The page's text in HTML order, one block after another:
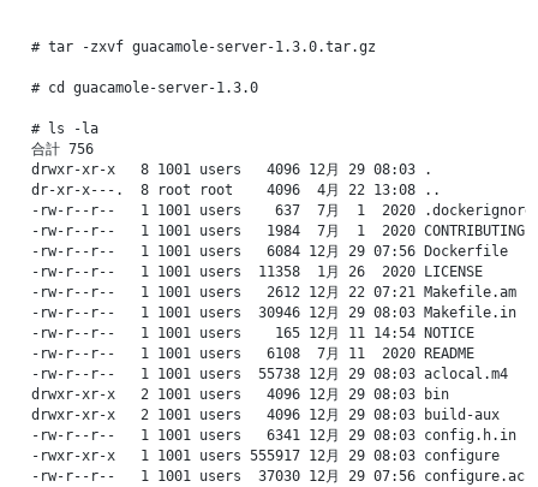
# tar -zxvf guacamole-server-1.3.0.tar.gz
# cd guacamole-server-1.3.0
# ls -la
合計 756
drwxr-xr-x   8 1001 users   4096 12月 29 08:03 .
dr-xr-x---.  8 root root    4096  4月 22 13:08 ..
-rw-r--r--   1 1001 users    637  7月  1  2020 .dockerignore
-rw-r--r--   1 1001 users   1984  7月  1  2020 CONTRIBUTING
-rw-r--r--   1 1001 users   6084 12月 29 07:56 Dockerfile
-rw-r--r--   1 1001 users  11358  1月 26  2020 LICENSE
-rw-r--r--   1 1001 users   2612 12月 22 07:21 Makefile.am
-rw-r--r--   1 1001 users  30946 12月 29 08:03 Makefile.in
-rw-r--r--   1 1001 users    165 12月 11 14:54 NOTICE
-rw-r--r--   1 1001 users   6108  7月 11  2020 README
-rw-r--r--   1 1001 users  55738 12月 29 08:03 aclocal.m4
drwxr-xr-x   2 1001 users   4096 12月 29 08:03 bin
drwxr-xr-x   2 1001 users   4096 12月 29 08:03 build-aux
-rw-r--r--   1 1001 users   6341 12月 29 08:03 config.h.in
-rwxr-xr-x   1 1001 users 555917 12月 29 08:03 configure
-rw-r--r--   1 1001 users  37030 12月 29 07:56 configure.ac